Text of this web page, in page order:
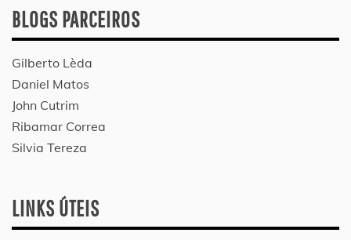
BLOGS PARCEIROS
Gilberto Lèda
Daniel Matos
John Cutrim
Ribamar Correa
Silvia Tereza
LINKS ÚTEIS